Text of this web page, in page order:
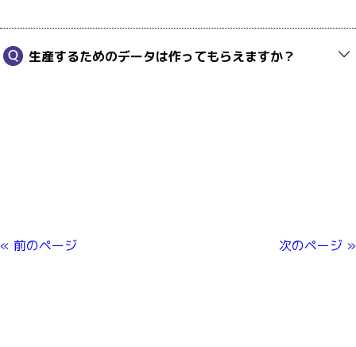
生産するためのデータは作ってもらえますか？
« 前のページ 次のページ »